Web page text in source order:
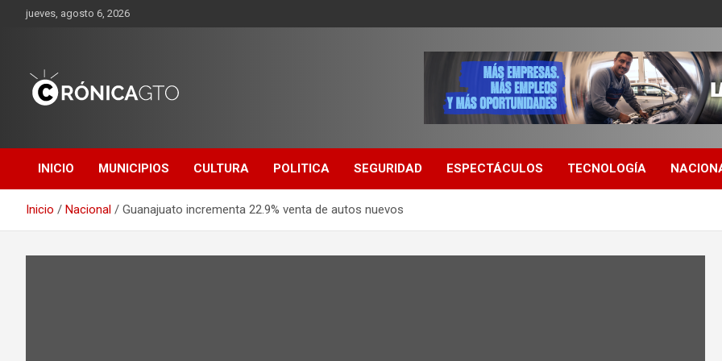
Saltarjueves, agosto 6, 2026
GUANAJUATO
INICIO MUNICIPIOS CULTURA POLITICA SEGURIDAD ESPECTÁCULOS TECNOLOGÍA
Inicio Nacional Guanajuato incrementa 22.9% venta de autos nuevos